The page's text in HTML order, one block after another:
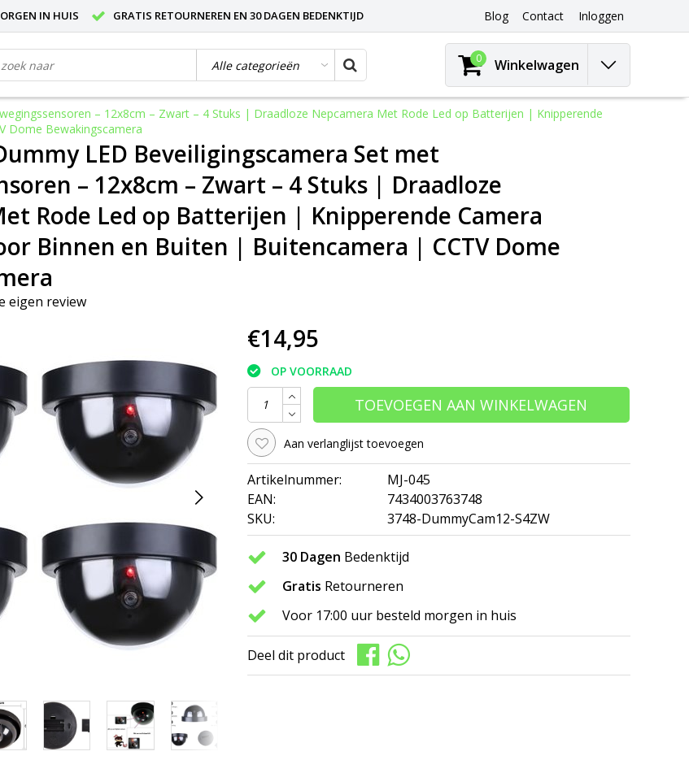
IN HUIS GRATIS RETOURNEREN EN 30 DAGEN BEDENKTIJD Blog Contact Inloggen
0 Winkelwagen
– 12x8cm – Zwart – 4 Stuks | Draadloze Nepcamera Met Rode Led op Batterijen | Knipperende
Dome Bewakingscamera
LED Beveiligingscamera Set met
– 12x8cm – Zwart – 4 Stuks | Draadloze
Rode Led op Batterijen | Knipperende Camera
Binnen en Buiten | Buitencamera | CCTV Dome
eigen review
€14,95
OP VOORRAAD
TOEVOEGEN AAN WINKELWAGEN
Aan verlanglijst toevoegen
Artikelnummer:
MJ-045
EAN:
7434003763748
SKU:
3748-DummyCam12-S4ZW
30 Dagen Bedenktijd
Gratis Retourneren
Voor 17:00 uur besteld morgen in huis
Deel dit product